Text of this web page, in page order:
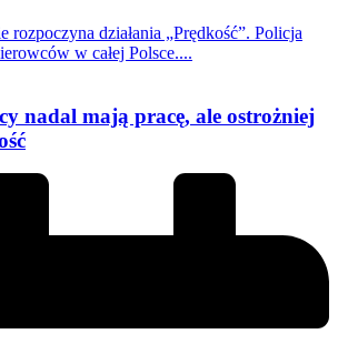
działania „Prędkość”. Policja
w całej Polsce....
nadal mają pracę, ale ostrożniej